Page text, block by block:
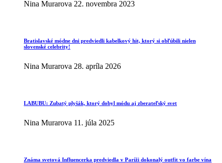
Nina Murarova 22. novembra 2023
Bratislavské módne dni predviedli kabelkový hit, ktorý si obľúbili nielen
slovenské celebrity!
Nina Murarova 28. apríla 2026
LABUBU: Zubatý plyšák, ktorý dobyl módu aj zberateľský svet
Nina Murarova 11. júla 2025
Známa svetová Influencerka predviedla v Paríži dokonalý outfit vo farbe vína